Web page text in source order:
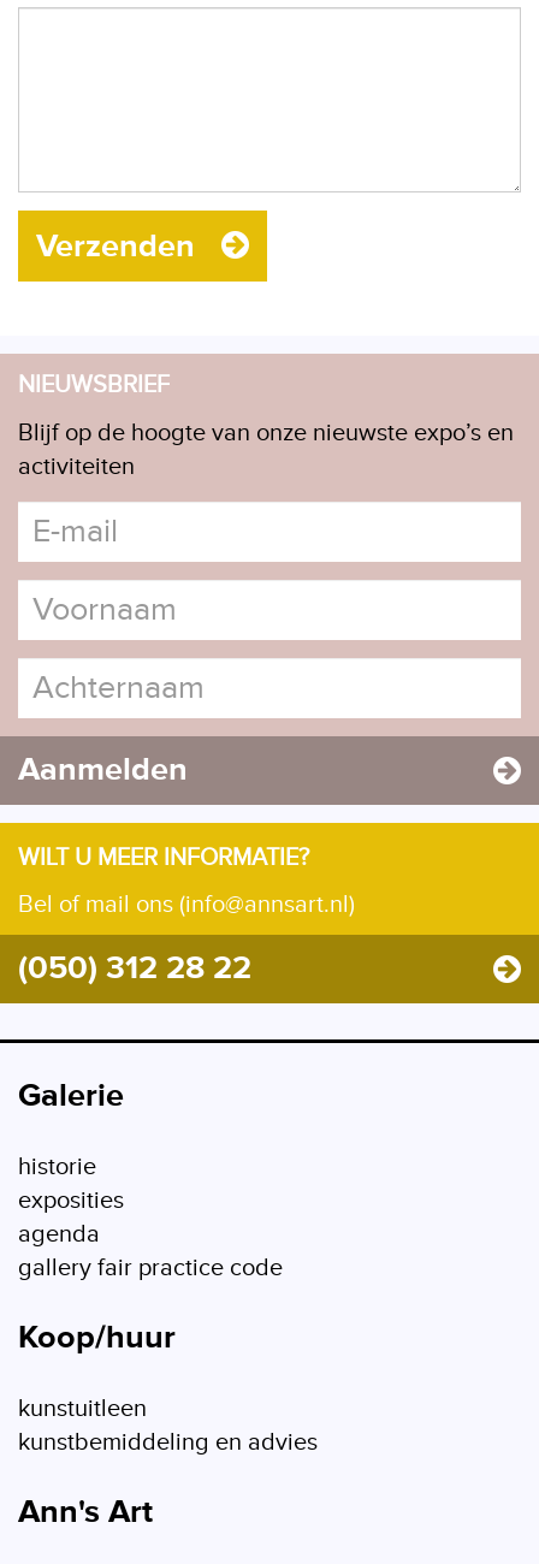
Verzenden
NIEUWSBRIEF
Blijf op de hoogte van onze nieuwste expo’s en
activiteiten
Aanmelden
WILT U MEER INFORMATIE?
Bel of mail ons (info@annsart.nl)
(050) 312 28 22
Galerie
historie
exposities
agenda
gallery fair practice code
Koop/huur
kunstuitleen
kunstbemiddeling en advies
Ann's Art